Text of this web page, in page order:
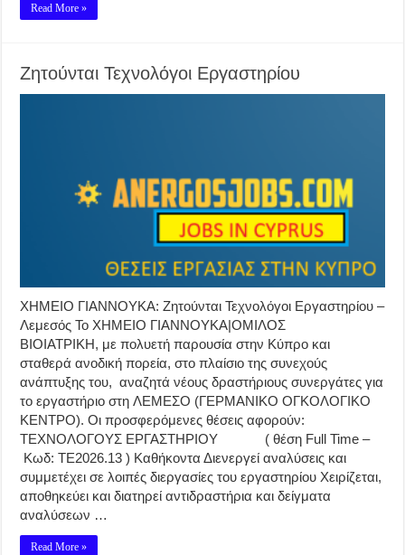
Read More »
Ζητούνται Τεχνολόγοι Εργαστηρίου
ΧΗΜΕΙΟ ΓΙΑΝΝΟΥΚΑ: Ζητούνται Τεχνολόγοι Εργαστηρίου –
Λεμεσός Το ΧΗΜΕΙΟ ΓΙΑΝΝΟΥΚΑ|ΟΜΙΛΟΣ
ΒΙΟΙΑΤΡΙΚΗ, με πολυετή παρουσία στην Κύπρο και
σταθερά ανοδική πορεία, στο πλαίσιο της συνεχούς
ανάπτυξης του, αναζητά νέους δραστήριους συνεργάτες για
το εργαστήριο στη ΛΕΜΕΣΟ (ΓΕΡΜΑΝΙΚΟ ΟΓΚΟΛΟΓΙΚΟ
ΚΕΝΤΡΟ). Οι προσφερόμενες θέσεις αφορούν:
ΤΕΧΝΟΛΟΓΟΥΣ ΕΡΓΑΣΤΗΡΙΟΥ ( θέση Full Time –
Κωδ: ΤΕ2026.13 ) Καθήκοντα Διενεργεί αναλύσεις και
συμμετέχει σε λοιπές διεργασίες του εργαστηρίου Χειρίζεται,
αποθηκεύει και διατηρεί αντιδραστήρια και δείγματα
αναλύσεων …
Read More »